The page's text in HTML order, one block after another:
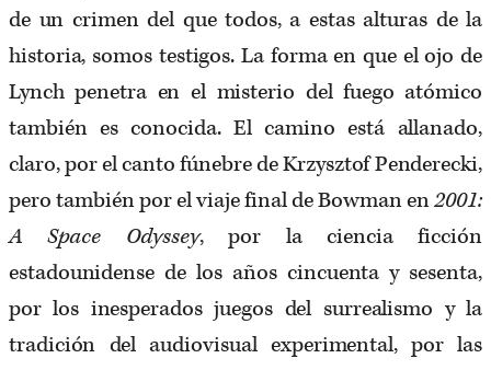
de un crimen del que todos, a estas alturas de la
historia, somos testigos. La forma en que el ojo de
Lynch penetra en el misterio del fuego atómico
también es conocida. El camino está allanado,
claro, por el canto fúnebre de Krzysztof Penderecki,
pero también por el viaje final de Bowman en2001:
A Space Odyssey, por la ciencia ficción
estadounidense de los años cincuenta y sesenta,
por los inesperados juegos del surrealismo y la
tradición del audiovisual experimental, por las